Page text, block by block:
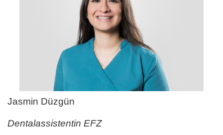
Jasmin Düzgün
Dentalassistentin EFZ